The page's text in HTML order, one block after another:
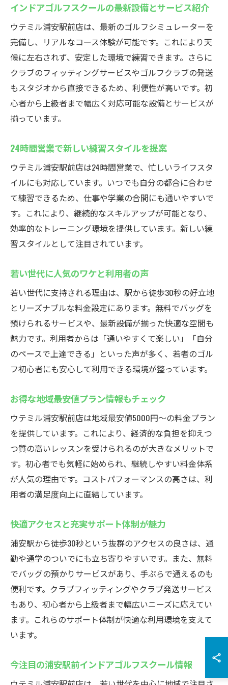
インドアゴルフスクールの最新設備とサービス紹介
ウテミル浦安駅前店は、最新のゴルフシミュレーターを
完備し、リアルなコース体験が可能です。これにより天
候に左右されず、安定した環境で練習できます。さらに
クラブのフィッティングサービスやゴルフクラブの発送
もスタジオから直接できるため、利便性が高いです。初
心者から上級者まで幅広く対応可能な設備とサービスが
揃っています。
24時間営業で新しい練習スタイルを提案
ウテミル浦安駅前店は24時間営業で、忙しいライフスタ
イルにも対応しています。いつでも自分の都合に合わせ
て練習できるため、仕事や学業の合間にも通いやすいで
す。これにより、継続的なスキルアップが可能となり、
効率的なトレーニング環境を提供しています。新しい練
習スタイルとして注目されています。
若い世代に人気のワケと利用者の声
若い世代に支持される理由は、駅から徒歩30秒の好立地
とリーズナブルな料金設定にあります。無料でバッグを
預けられるサービスや、最新設備が揃った快適な空間も
魅力です。利用者からは「通いやすくて楽しい」「自分
のペースで上達できる」といった声が多く、若者のゴル
フ初心者にも安心して利用できる環境が整っています。
お得な地域最安値プラン情報もチェック
ウテミル浦安駅前店は地域最安値5000円〜の料金プラン
を提供しています。これにより、経済的な負担を抑えつ
つ質の高いレッスンを受けられるのが大きなメリットで
す。初心者でも気軽に始められ、継続しやすい料金体系
が人気の理由です。コストパフォーマンスの高さは、利
用者の満足度向上に直結しています。
快適アクセスと充実サポート体制が魅力
浦安駅から徒歩30秒という抜群のアクセスの良さは、通
勤や通学のついでにも立ち寄りやすいです。また、無料
でバッグの預かりサービスがあり、手ぶらで通えるのも
便利です。クラブフィッティングやクラブ発送サービス
もあり、初心者から上級者まで幅広いニーズに応えてい
ます。これらのサポート体制が快適な利用環境を支えて
います。
今注目の浦安駅前インドアゴルフスクール情報